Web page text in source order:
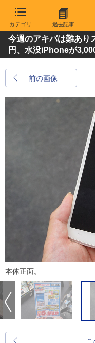
カテゴリ 過去記事
今週のアキバは難あり
円、水没iPhoneが
前の画像
本体正面。